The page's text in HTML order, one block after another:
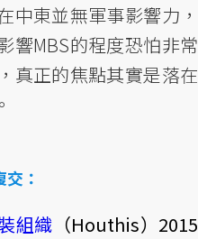
中東並無軍事影響力，
響MBS的程度恐怕非常
真正的焦點其實是落在
：
組織 （Houthis）2015